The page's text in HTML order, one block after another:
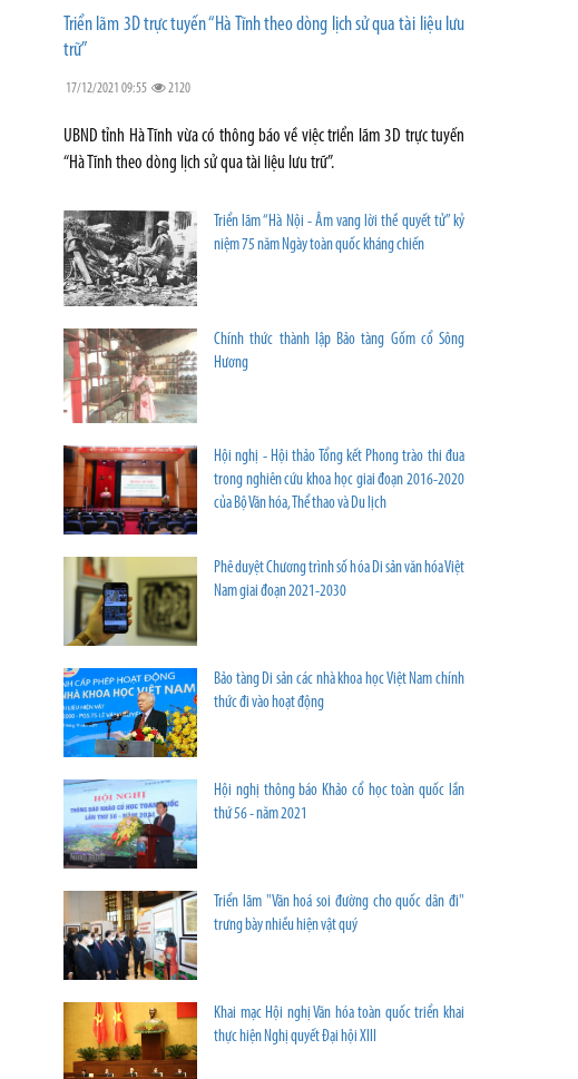
Triển lãm 3D trực tuyến “Hà Tĩnh theo dòng lịch sử qua tài liệu lưu
trữ”
17/12/2021 09:55 2120
UBND tỉnh Hà Tĩnh vừa có thông báo về việc triển lãm 3D trực tuyến
“Hà Tĩnh theo dòng lịch sử qua tài liệu lưu trữ”.
Triển lãm “Hà Nội - Âm vang lời thề quyết tử” kỷ
niệm 75 năm Ngày toàn quốc kháng chiến
Chính thức thành lập Bảo tàng Gốm cổ Sông
Hương
Hội nghị - Hội thảo Tổng kết Phong trào thi đua
trong nghiên cứu khoa học giai đoạn 2016-2020
của Bộ Văn hóa, Thể thao và Du lịch
Phê duyệt Chương trình số hóa Di sản văn hóa Việt
Nam giai đoạn 2021-2030
Bảo tàng Di sản các nhà khoa học Việt Nam chính
thức đi vào hoạt động
Hội nghị thông báo Khảo cổ học toàn quốc lần
thứ 56 - năm 2021
Triển lãm "Văn hoá soi đường cho quốc dân đi"
trưng bày nhiều hiện vật quý
Khai mạc Hội nghị Văn hóa toàn quốc triển khai
thực hiện Nghị quyết Đại hội XIII